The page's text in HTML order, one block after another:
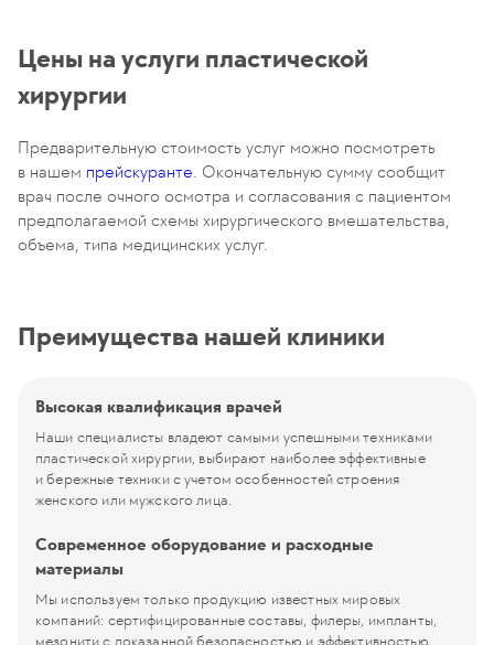
Цены на услуги пластической
хирургии
Предварительную стоимость услуг можно посмотреть
в нашем прейскуранте. Окончательную сумму сообщит
врач после очного осмотра и согласования с пациентом
предполагаемой схемы хирургического вмешательства,
объема, типа медицинских услуг.
Преимущества нашей клиники
Высокая квалификация врачей
Наши специалисты владеют самыми успешными техниками
пластической хирургии, выбирают наиболее эффективные
и бережные техники с учетом особенностей строения
женского или мужского лица.
Современное оборудование и расходные
материалы
Мы используем только продукцию известных мировых
компаний: сертифицированные составы, филеры, импланты,
мезонити с доказанной безопасностью и эффективностью.